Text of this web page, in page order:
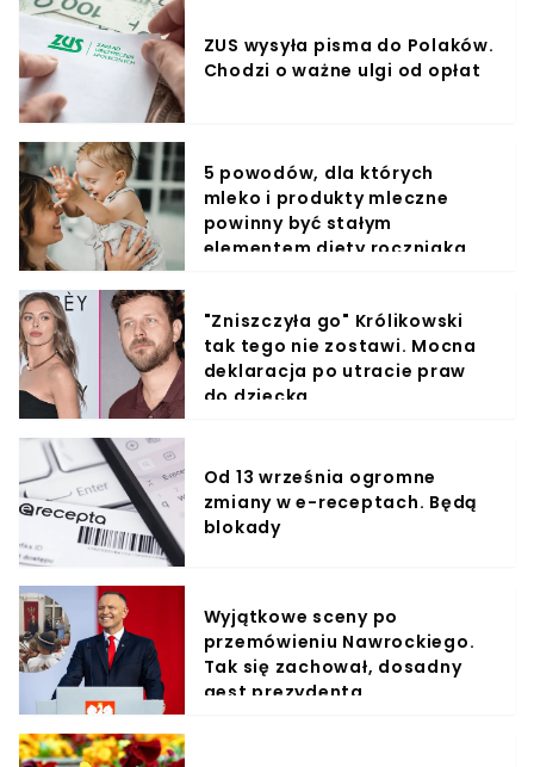
ZUS wysyła pisma do Polaków.
Chodzi o ważne ulgi od opłat
5 powodów, dla których
mleko i produkty mleczne
powinny być stałym
elementem diety roczniaka
"Zniszczyła go" Królikowski
tak tego nie zostawi. Mocna
deklaracja po utracie praw
do dziecka
Od 13 września ogromne
zmiany w e-receptach. Będą
blokady
Wyjątkowe sceny po
przemówieniu Nawrockiego.
Tak się zachował, dosadny
gest prezydenta